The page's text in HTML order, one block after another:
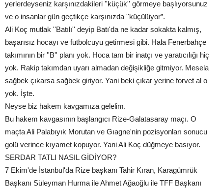
yerlerdeyseniz karşınızdakileri ''küçük'' görmeye başlıyorsunuz
ve o insanlar gün geçtikçe karşınızda ''küçülüyor”.
Ali Koç mutlak ''Batılı'' deyip Batı'da ne kadar sokakta kalmış,
başarısız hocayı ve futbolcuyu getirmesi gibi. Hala Fenerbahçe
takımının bir ''B'' planı yok. Hoca tam bir inatçı ve yaratıcılığı hiç
yok. Rakip takımdan uyarı almadan değişikliğe gitmiyor. Mesela
sağbek çıkarsa sağbek giriyor. Yani beki çıkar yerine forvet al o
yok. İşte.
Neyse biz hakem kavgamıza gelelim.
Bu hakem kavgasının başlangıcı Rize-Galatasaray maçı. O
maçta Ali Palabıyık Morutan ve Gıagne'nin pozisyonları sonucu
golü verince kıyamet kopuyor. Yani Ali Koç düğmeye basıyor.
SERDAR TATLI NASIL GİDİYOR?
7 Ekim'de İstanbul'da Rize başkanı Tahir Kıran, Karagümrük
Başkanı Süleyman Hurma ile Ahmet Ağaoğlu ile TFF Başkanı